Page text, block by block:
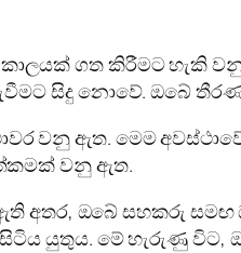
ගත කිරීමට හැකි
සිදු නොවේ. ඔබේ තීරණ
වනු ඇත. මෙම
වනු ඇත.
අතර, ඔබේ සහකරු
යුතුය. මේ හැරුණු